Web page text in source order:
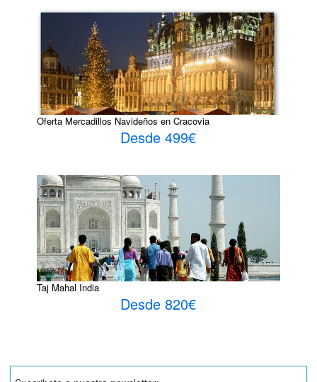
Oferta Mercadillos Navideños en Cracovia
Desde 499€
Taj Mahal India
Desde 820€